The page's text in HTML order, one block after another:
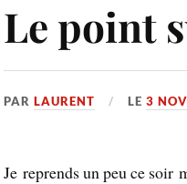
Le point
PARLAURENT LE3
Je reprends un peu ce soir